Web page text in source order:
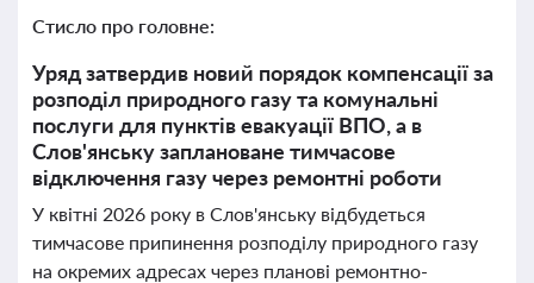
Стисло про головне:
Уряд затвердив новий порядок компенсації за
розподіл природного газу та комунальні
послуги для пунктів евакуації ВПО, а в
Слов'янську заплановане тимчасове
відключення газу через ремонтні роботи
У квітні 2026 року в Слов'янську відбудеться
тимчасове припинення розподілу природного газу
на окремих адресах через планові ремонтно-